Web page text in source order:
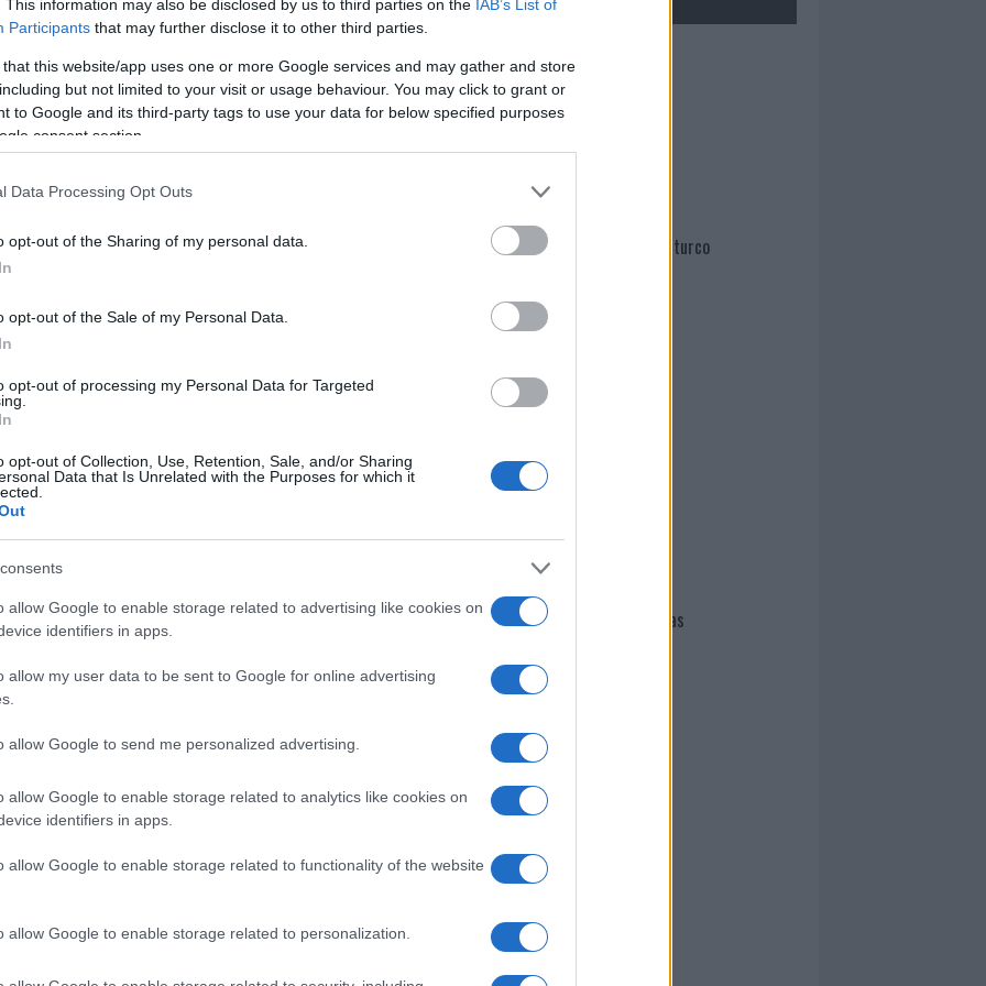
This information may also be disclosed by us to third parties on the IAB’s List of
Participants that may further disclose it to other third parties.
that this website/app uses one or more Google services and may gather and store
but not limited to your visit or usage behaviour. You may click to grant or
to Google and its third-party tags to use your data for below specified purposes
consent section.
Data Processing Opt Outs
opt-out of the Sharing of my personal data.
opt-out of the Sale of my Personal Data.
opt-out of processing my Personal Data for Targeted
opt-out of Collection, Use, Retention, Sale, and/or Sharing
Data that Is Unrelated with the Purposes for which it
allow Google to enable storage related to advertising like cookies on
identifiers in apps.
allow my user data to be sent to Google for online advertising
allow Google to send me personalized advertising.
allow Google to enable storage related to analytics like cookies on
identifiers in apps.
allow Google to enable storage related to functionality of the website
allow Google to enable storage related to personalization.
econ un peso di soli 650 grammi .
sembrava andasse tutto per il meglio–
le accarezzavo il piedino mentre era
” Mia reagiva. Era come se le facessi il
lo stringeva. Purtroppo però sin da subitoci
che non andava
allo stomaco.” “Secondo i medici
padre –dopo pochi giorni la situazione è
che è successo, non me l’aspettavo”.
nonostante i progressi medici siano ormai
ottime speranze di poter colmare il
a
determina il decesso
, o che a detta dei
piccola Mia a vivere un’esistenza da
continue sofferenze.“E’ meglio che sia
piuttosto che stare male a vita”. “Per vederla
di intendere e di volere, preferisco che
Parole forti che fanno riflettere, senza
che sarebbe andata in questo modo.Spero
madre: quando dopo i primi tre giorni
e sembrava volesse rispondere a ciò
in braccio solo dopo la sua morte, quando è
“
nella nostra famiglia siamo poveri,
perdita”
dispostaun’autopsia
tornerà ad Arzachena con i genitori per
Mario Malu
Paolo Pinna
Martina Agostina Diturco
Giovannimaria Cabras